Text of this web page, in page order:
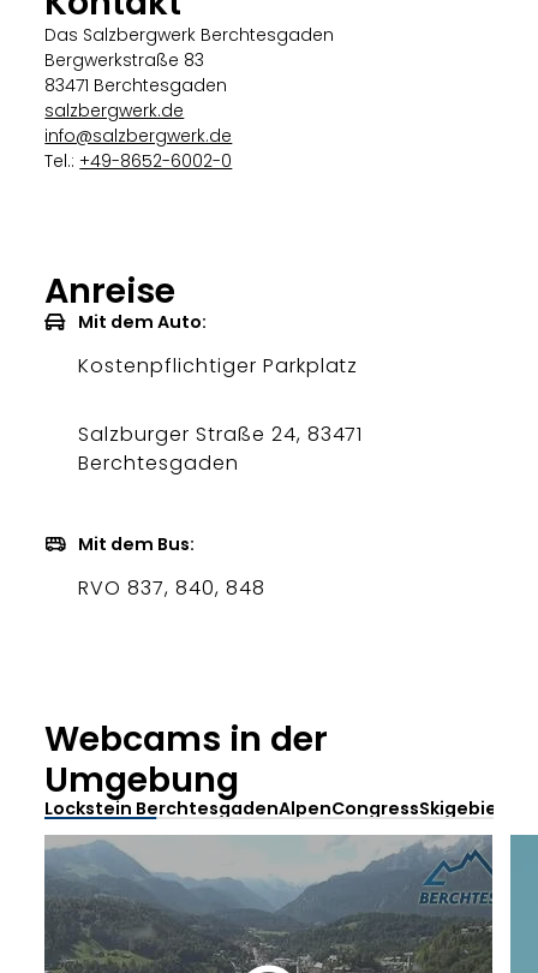
Das Salzbergwerk Berchtesgaden
Bergwerkstraße 83
83471 Berchtesgaden
salzbergwerk.de
info@salzbergwerk.de
Tel.:+49-8652-6002-0
Anreise
Mit dem Auto:
Kostenpflichtiger Parkplatz
Salzburger Straße 24, 83471
Berchtesgaden
Mit dem Bus:
RVO 837, 840, 848
Webcams in der
Umgebung
Lockstein BerchtesgadenAlpenCongressSkigebiet